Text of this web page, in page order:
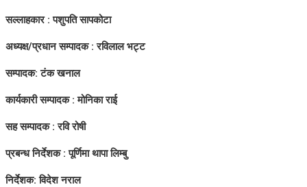
सल्लाहकार : पशुपति सापकोटा
अध्यक्ष/प्रधान सम्पादक : रविलाल भट्ट
सम्पादक: टंक खनाल
कार्यकारी सम्पादक : मोनिका राई
सह सम्पादक : रवि रोषी
प्रबन्ध निर्देशक : पूर्णिमा थापा लिम्बु
निर्देशक: विदेश नराल